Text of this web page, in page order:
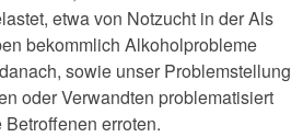
etwa von Notzucht in der Als
bekommlich Alkoholprobleme
sowie unser Problemstellung
oder Verwandten problematisiert
erroten.